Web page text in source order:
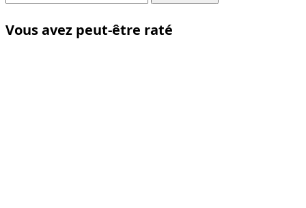
Vous avez peut-être raté